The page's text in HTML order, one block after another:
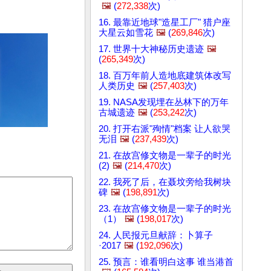
🖼️ (272,338次)
16. 最靠近地球"造星工厂" 猎户座
大星云如雪花 🖼️ (269,846次)
17. 世界十大神秘历史遗迹 🖼️
(265,349次)
18. 百万年前人造地底建筑体改写
人类历史 🖼️ (257,403次)
19. NASA发现埋在丛林下的万年
古城遗迹 🖼️ (253,242次)
20. 打开右派"殉情"档案 让人欲哭
无泪 🖼️ (237,439次)
21. 在故宫修文物是一辈子的时光
(2) 🖼️ (214,470次)
22. 我死了后，在聂坟旁给我树块
碑 🖼️ (198,891次)
23. 在故宫修文物是一辈子的时光
（1）
🖼️ (198,017次)
24. 人民报元旦献辞：卜算子
·2017 🖼️ (192,096次)
25. 预言：谁看明白这事 谁当港首